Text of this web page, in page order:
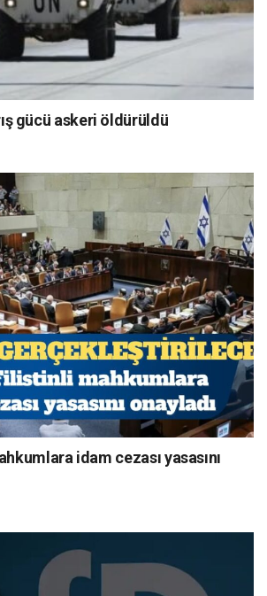
gücü askeri öldürüldü
idam cezası yasasını